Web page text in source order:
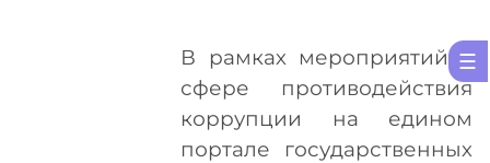
В рамках мероприятий в
сфере противодействия
коррупции на едином
портале государственных